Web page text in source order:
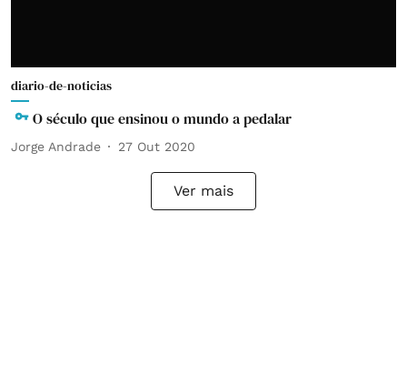
diario-de-noticias
O século que ensinou o mundo a pedalar
Jorge Andrade 27 Out 2020
Ver mais